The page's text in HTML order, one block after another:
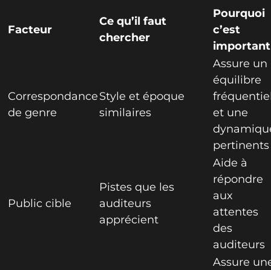
Facteur
Ce qu’il faut
chercher
Pourquoi
c’est
important
Correspondance
de genre
Style et époque
similaires
Assure un
équilibre
et une
pertinents
Public cible
Pistes que les
auditeurs
apprécient
Aide à
répondre
aux
attentes
des
auditeurs
Assure